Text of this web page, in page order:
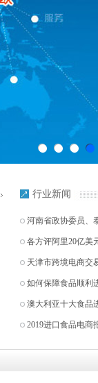
行业新闻
河南省政协委员
各方评阿里20亿
天津市跨境电商交
如何保障食品顺利
澳大利亚十大食品
2019进口食品电